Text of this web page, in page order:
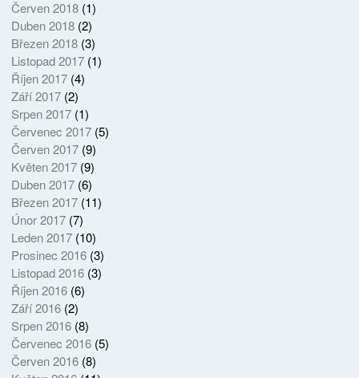
Červen 2018(1)
Duben 2018(2)
Březen 2018(3)
Listopad 2017(1)
Říjen 2017(4)
Září 2017(2)
Srpen 2017(1)
Červenec 2017(5)
Červen 2017(9)
Květen 2017(9)
Duben 2017(6)
Březen 2017(11)
Únor 2017(7)
Leden 2017(10)
Prosinec 2016(3)
Listopad 2016(3)
Říjen 2016(6)
Září 2016(2)
Srpen 2016(8)
Červenec 2016(5)
Červen 2016(8)